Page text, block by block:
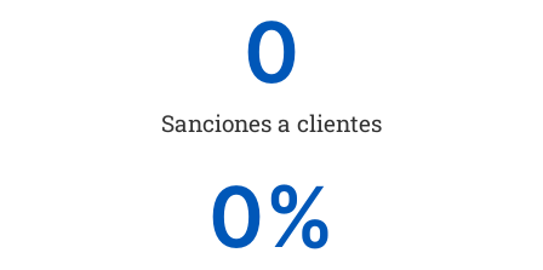
Sanciones a clientes
0
0%